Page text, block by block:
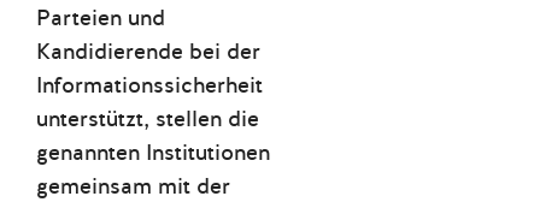
Parteien und
Kandidierende bei der
Informationssicherheit
unterstützt, stellen die
genannten Institutionen
gemeinsam mit der